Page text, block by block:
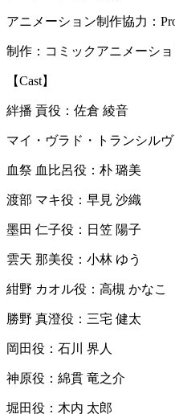
アニメーション制作協力：
制作：コミックアニメーショ
【Cast】
絆播 貢役：佐倉 綾音
マイ・ヴラド・トランシル
血祭 血比呂役：朴 璐美
渡部 マキ役：早見 沙織
墨田 仁子役：日笠 陽子
雲天 那美役：小林 ゆう
紺野 カオル役：高槻 かなこ
勝野 真澄役：三宅 健太
岡田役：石川 界人
神原役：綿貫 竜之介
堀田役：木内 太郎